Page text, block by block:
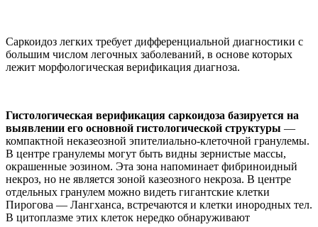
Саркоидоз легких требует дифференциальной диагностики с
большим числом легочных заболеваний, в основе которых
лежит морфологическая верификация диагноза.
Гистологическая верификация саркоидоза базируется на
выявлении его основной гистологической структуры —
компактной неказеозной эпителиально-клеточной гранулемы.
В центре гранулемы могут быть видны зернистые массы,
окрашенные эозином. Эта зона напоминает фибриноидный
некроз, но не является зоной казеозного некроза. В центре
отдельных гранулем можно видеть гигантские клетки
Пирогова — Лангханса, встречаются и клетки инородных тел.
В цитоплазме этих клеток нередко обнаруживают